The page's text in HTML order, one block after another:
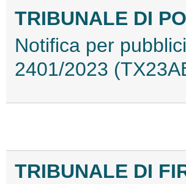
TRIBUNALE DI
Notifica per
2401/2023
TRIBUNALE DI